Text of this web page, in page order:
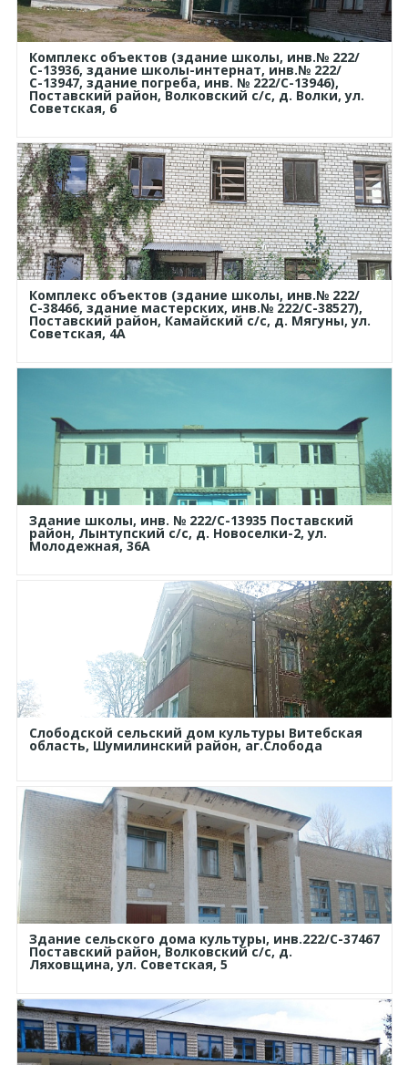
Комплекс объектов (здание школы, инв.№ 222/
С-13936, здание школы-интернат, инв.№ 222/
С-13947, здание погреба, инв. № 222/С-13946),
Поставский район, Волковский с/с, д. Волки, ул.
Советская, 6
Комплекс объектов (здание школы, инв.№ 222/
С-38466, здание мастерских, инв.№ 222/С-38527),
Поставский район, Камайский с/с, д. Мягуны, ул.
Советская, 4А
Здание школы, инв. № 222/С-13935 Поставский
район, Лынтупский с/с, д. Новоселки-2, ул.
Молодежная, 36А
Слободской сельский дом культуры Витебская
область, Шумилинский район, аг.Слобода
Здание сельского дома культуры, инв.222/С-37467
Поставский район, Волковский с/с, д.
Ляховщина, ул. Советская, 5